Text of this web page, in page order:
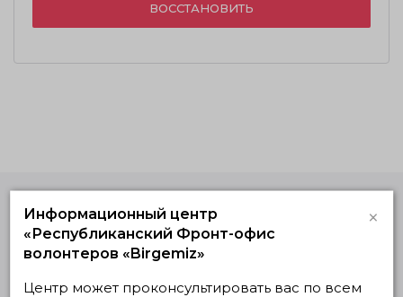
ВОССТАНОВИТЬ
Единая Платформа
Волонтёров
© Единая Платформа Волонтёров 2018-2026
Навигация
Информационный центр
«Республиканский Фронт-офис
волонтеров «Birgemiz»
×
Центр может проконсультировать вас по всем